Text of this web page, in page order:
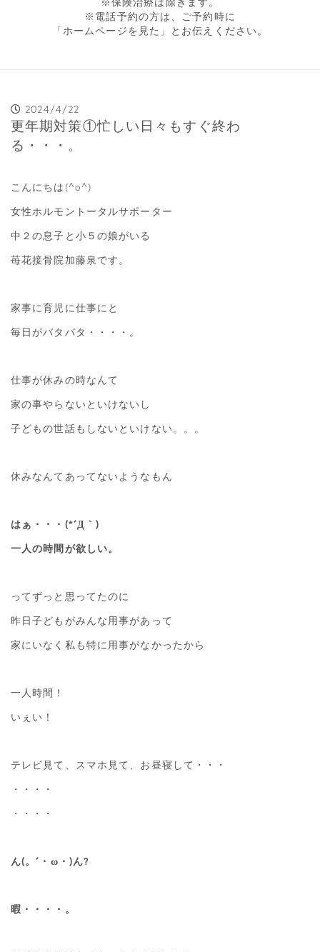
※電話予約の方は、ご予約時に
「ホームページを見た」とお伝えください。
2024/4/22
更年期対策①忙しい日々もすぐ終わ
る・・・。
こんにちは(^o^)
女性ホルモントータルサポーター
中２の息子と小５の娘がいる
苺花接骨院加藤泉です。
家事に育児に仕事にと
毎日がバタバタ・・・・。
仕事が休みの時なんて
家の事やらないといけないし
子どもの世話もしないといけない。。。
休みなんてあってないようなもん
はぁ・・・(*´Д｀)
一人の時間が欲しい。
ってずっと思ってたのに
昨日子どもがみんな用事があって
家にいなく私も特に用事がなかったから
一人時間！
いぇい！
テレビ見て、スマホ見て、お昼寝して・・・
・・・・
・・・・
ん(。´・ω・)ん?
暇・・・・。